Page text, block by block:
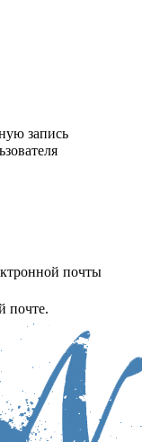
запись
почты
почте.